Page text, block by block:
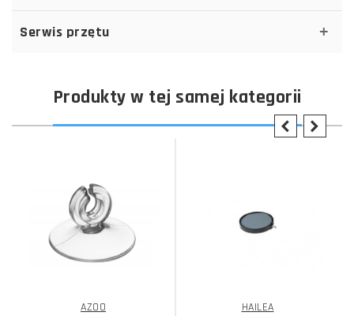
Serwis przętu
Produkty w tej samej kategorii
AZOO HAILEA